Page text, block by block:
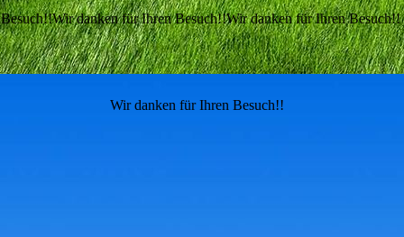
Besuch!!Wir danken für Ihren Besuch!!Wir danken für Ihren Besuch!!
Wir danken für Ihren Besuch!!